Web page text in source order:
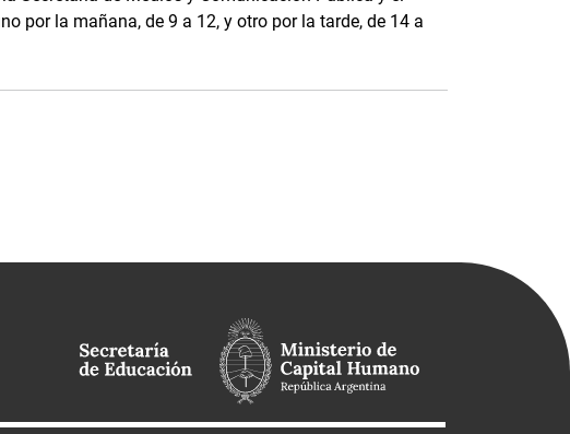
por la mañana, de 9 a 12, y otro por la tarde, de 14 a